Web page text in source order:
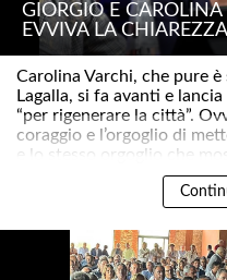
GIORGIO E CAROLINA
EVVIVA LA CHIAREZZA
Carolina Varchi, che pure
Lagalla, si fa avanti e
“per rigenerare la città”.
coraggio e l’orgoglio di
e lo stesso orgoglio che